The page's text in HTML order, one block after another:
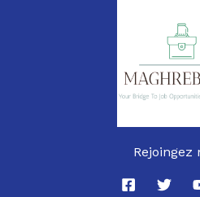
Rejoingez